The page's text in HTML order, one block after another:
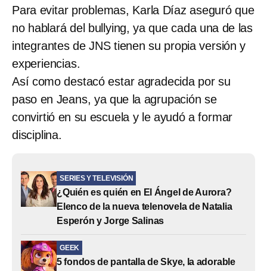
Para evitar problemas, Karla Díaz aseguró que
no hablará del bullying, ya que cada una de las
integrantes de JNS tienen su propia versión y
experiencias.
Así como destacó estar agradecida por su
paso en Jeans, ya que la agrupación se
convirtió en su escuela y le ayudó a formar
disciplina.
SERIES Y TELEVISIÓN
¿Quién es quién en El Ángel de Aurora?
Elenco de la nueva telenovela de Natalia
Esperón y Jorge Salinas
GEEK
5 fondos de pantalla de Skye, la adorable